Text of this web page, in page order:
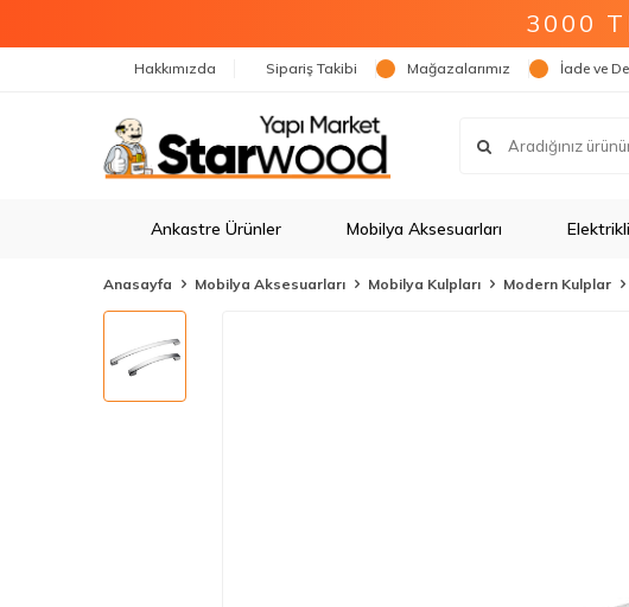
3000
Hakkımızda Sipariş Takibi Mağazalarımız İade ve
Ankastre Ürünler Mobilya Aksesuarları
Anasayfa Mobilya Aksesuarları Mobilya Kulpları Modern Kulplar